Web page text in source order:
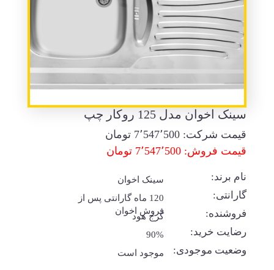
سینک اخوان مدل 125 روکار چپ
قیمت شرکت: 7٬547٬500 تومان
قیمت فروش: 7٬547٬500 تومان
نام برند: سینک اخوان
گارانتی:
120 ماه گارانتی پس از
فروش اخوان
فروشنده: کرج هود
رضایت خرید: 90%
وضعیت موجودی: موجود است